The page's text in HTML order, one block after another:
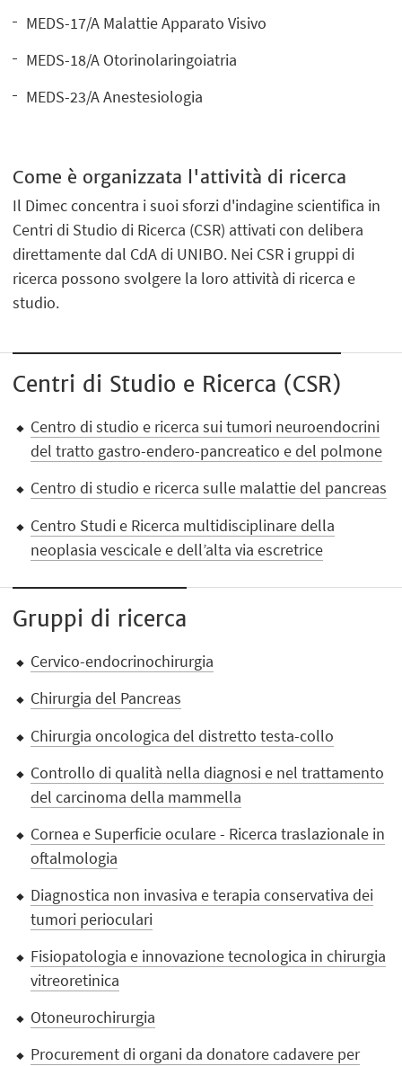
MEDS-17/A Malattie Apparato Visivo
MEDS-18/A Otorinolaringoiatria
MEDS-23/A Anestesiologia
Come è organizzata l'attività di ricerca
Il Dimec concentra i suoi sforzi d'indagine scientifica in
Centri di Studio di Ricerca (CSR) attivati con delibera
direttamente dal CdA di UNIBO. Nei CSR i gruppi di
ricerca possono svolgere la loro attività di ricerca e
studio.
Centri di Studio e Ricerca (CSR)
Centro di studio e ricerca sui tumori neuroendocrini
del tratto gastro-endero-pancreatico e del polmone
Centro di studio e ricerca sulle malattie del pancreas
Centro Studi e Ricerca multidisciplinare della
neoplasia vescicale e dell’alta via escretrice
Gruppi di ricerca
Cervico-endocrinochirurgia
Chirurgia del Pancreas
Chirurgia oncologica del distretto testa-collo
Controllo di qualità nella diagnosi e nel trattamento
del carcinoma della mammella
Cornea e Superficie oculare - Ricerca traslazionale in
oftalmologia
Diagnostica non invasiva e terapia conservativa dei
tumori perioculari
Fisiopatologia e innovazione tecnologica in chirurgia
vitreoretinica
Otoneurochirurgia
Procurement di organi da donatore cadavere per